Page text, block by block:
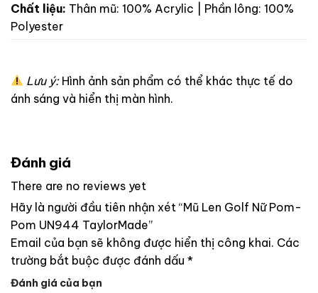
Chất liệu: Thân mũ: 100% Acrylic | Phần lông: 100%
Polyester
Lưu ý:Hình ảnh sản phẩm có thể khác thực tế do
ánh sáng và hiển thị màn hình.
Đánh giá
There are no reviews yet
Hãy là người đầu tiên nhận xét “Mũ Len Golf Nữ Pom-
Pom UN944 TaylorMade”
Email của bạn sẽ không được hiển thị công khai. Các
trường bắt buộc được đánh dấu *
Đánh giá của bạn